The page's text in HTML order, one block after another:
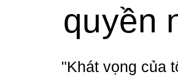
quyền
"Khát vọng của